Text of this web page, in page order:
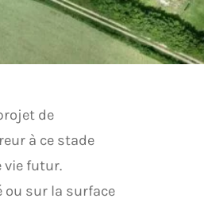
de
à ce stade
vie futur.
ou sur la surface